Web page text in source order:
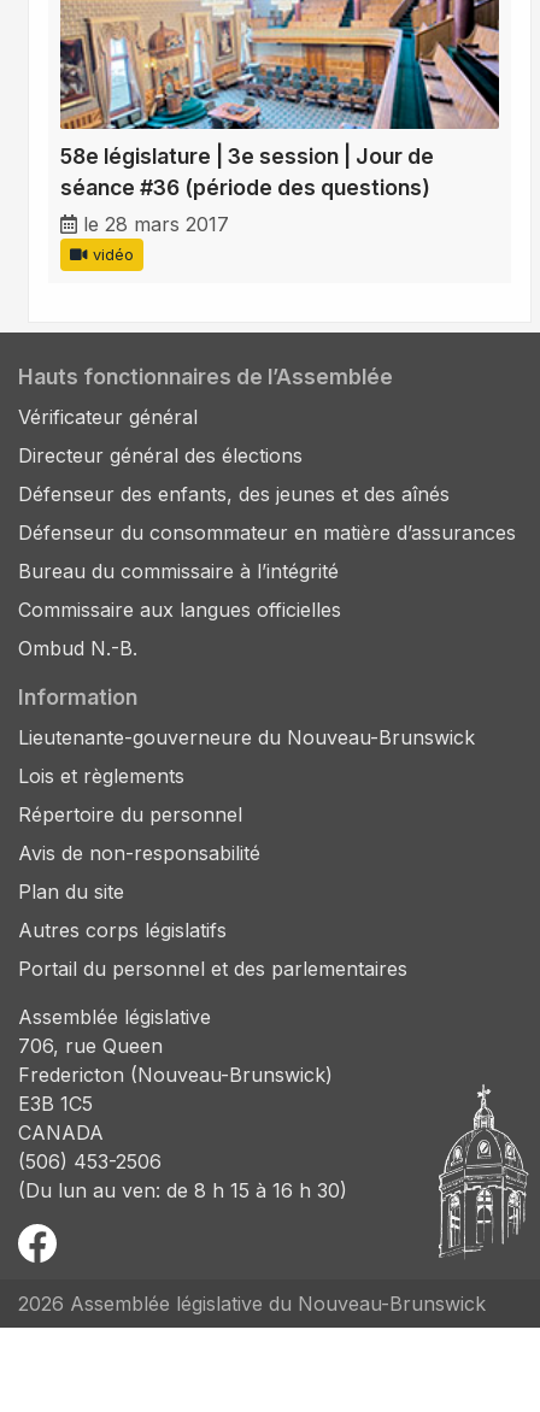
58e législature | 3e session | Jour de
séance #36 (période des questions)
le 28 mars 2017
vidéo
Hauts fonctionnaires de l’Assemblée
Vérificateur général
Directeur général des élections
Défenseur des enfants, des jeunes et des aînés
Défenseur du consommateur en matière d’assurances
Bureau du commissaire à l’intégrité
Commissaire aux langues officielles
Ombud N.-B.
Information
Lieutenante-gouverneure du Nouveau-Brunswick
Lois et règlements
Répertoire du personnel
Avis de non-responsabilité
Plan du site
Autres corps législatifs
Portail du personnel et des parlementaires
Assemblée législative
706, rue Queen
Fredericton (Nouveau-Brunswick)
E3B 1C5
CANADA
(506) 453-2506
(Du lun au ven: de 8 h 15 à 16 h 30)
2026 Assemblée législative du Nouveau-Brunswick